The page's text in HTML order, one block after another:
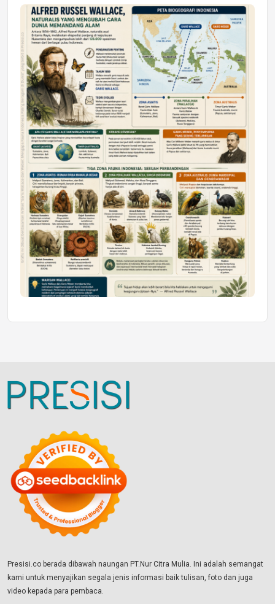
Jumat, 17 Jul 2026 22:30
DAERAH
Astra Motor Kalimantan Timur 2 Dukung
Mahasiswa Samarinda dalam Astra
Honda SDGs Future Leaders 2026
Jumat, 10 Jul 2026 19:01
Presisi.co berada dibawah naungan PT.Nur Citra Mulia. Ini adalah semangat
kami untuk menyajikan segala jenis informasi baik tulisan, foto dan juga
video kepada para pembaca.